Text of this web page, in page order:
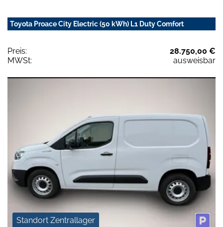
Toyota Proace City Electric (50 kWh) L1 Duty Comfort
Preis:
28.750,00 €
MWSt:
ausweisbar
Standort Zentrallager